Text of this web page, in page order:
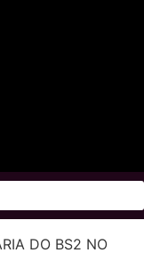
DO BS2 NO